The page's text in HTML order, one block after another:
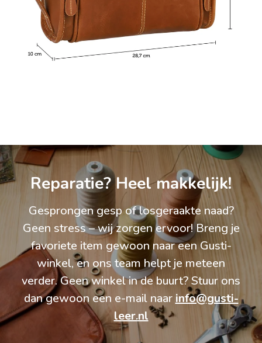
Reparatie? Heel makkelijk!
Gesprongen gesp of losgeraakte naad?
Geen stress – wij zorgen ervoor! Breng je
favoriete item gewoon naar een Gusti-
winkel, en ons team helpt je meteen
verder. Geen winkel in de buurt? Stuur ons
dan gewoon een e-mail naar info@gusti-
leer.nl